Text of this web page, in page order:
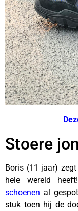
Stoere
Boris (11 jaar)
hele wereld
schoenen al
stuk toen hij de